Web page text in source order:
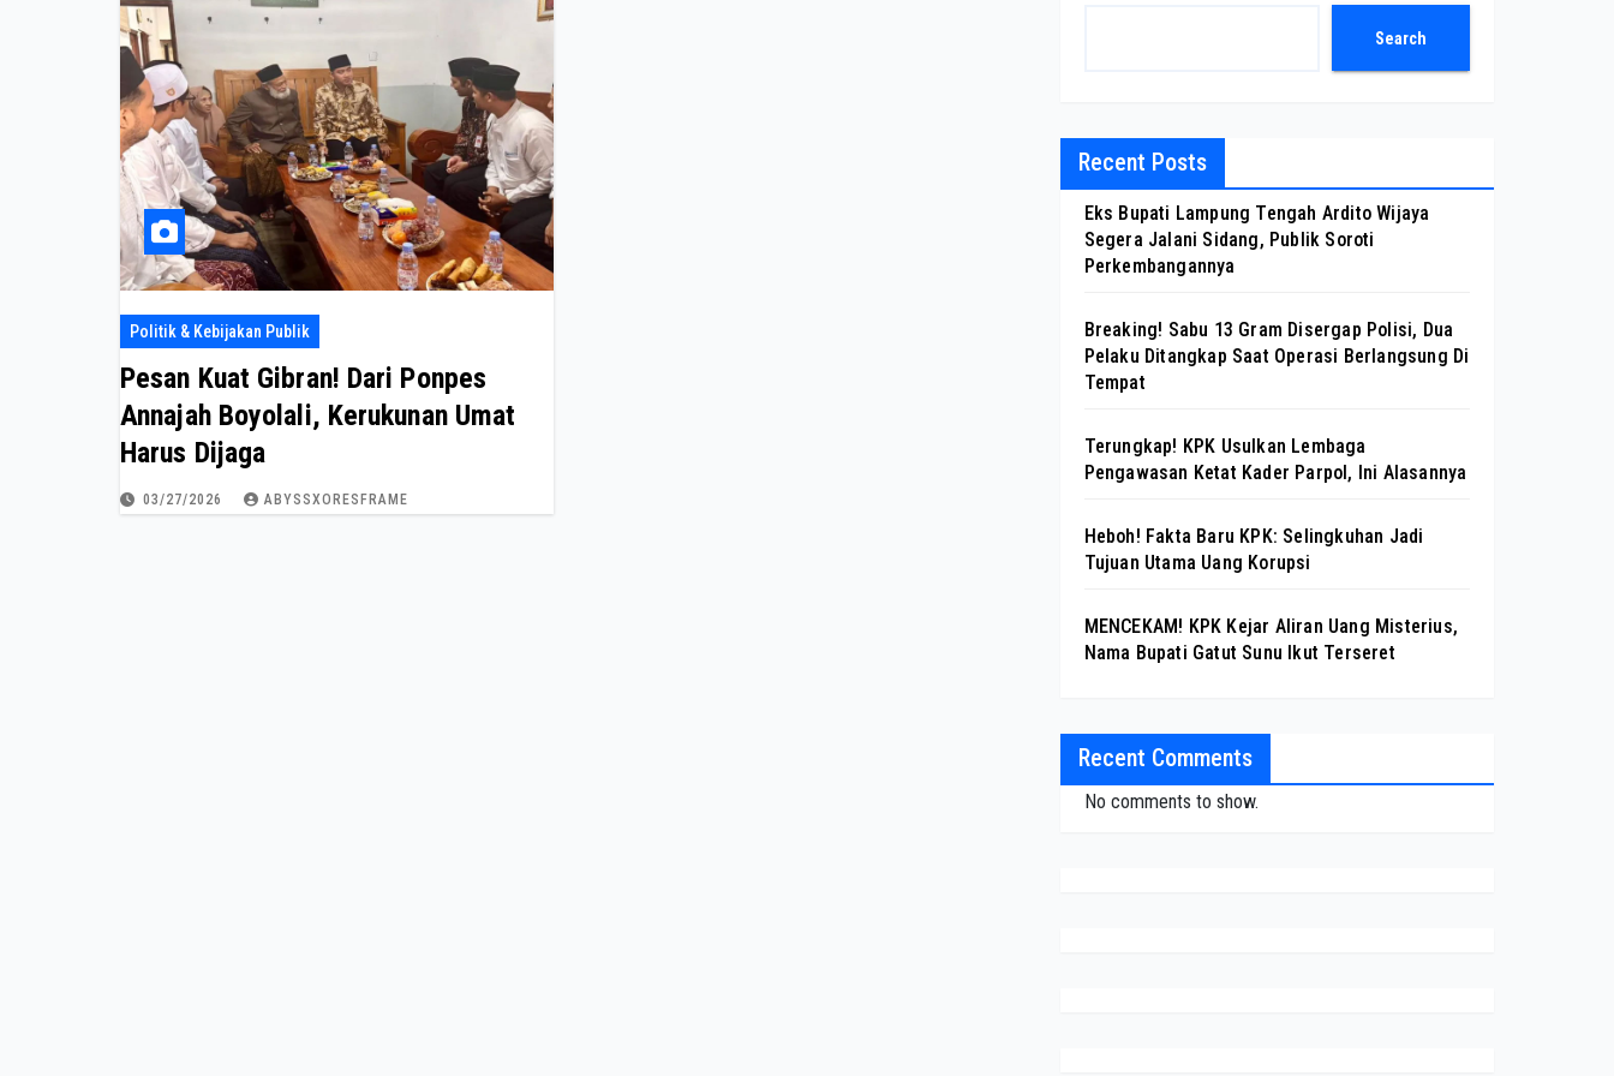
Politik & Kebijakan Publik
Pesan Kuat Gibran! Dari Ponpes
Annajah Boyolali, Kerukunan Umat
Harus Dijaga
03/27/2026 ABYSSXORESFRAME
Search
Recent Posts
Eks Bupati Lampung Tengah Ardito Wijaya
Segera Jalani Sidang, Publik Soroti
Perkembangannya
Breaking! Sabu 13 Gram Disergap Polisi, Dua
Pelaku Ditangkap Saat Operasi Berlangsung Di
Tempat
Terungkap! KPK Usulkan Lembaga
Pengawasan Ketat Kader Parpol, Ini Alasannya
Heboh! Fakta Baru KPK: Selingkuhan Jadi
Tujuan Utama Uang Korupsi
MENCEKAM! KPK Kejar Aliran Uang Misterius,
Nama Bupati Gatut Sunu Ikut Terseret
Recent Comments
No comments to show.